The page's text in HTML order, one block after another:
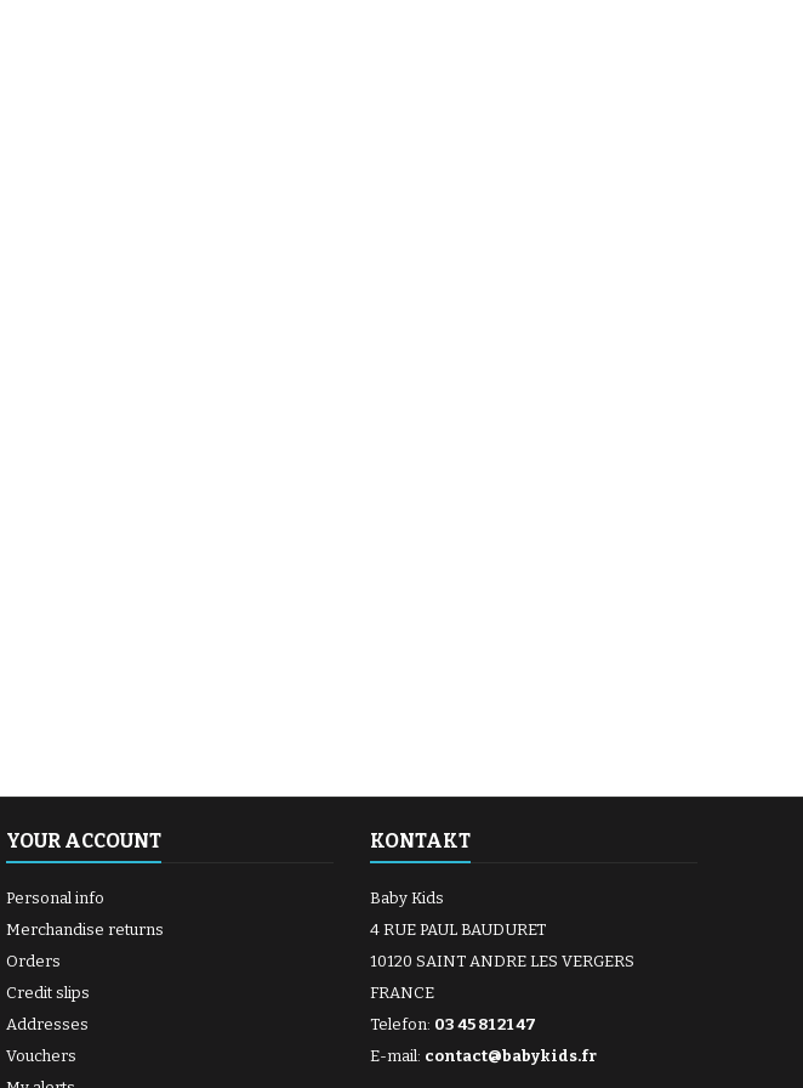
YOUR ACCOUNT
Personal info
Merchandise returns
Orders
Credit slips
Addresses
Vouchers
KONTAKT
Baby Kids
4 RUE PAUL BAUDURET
10120 SAINT ANDRE LES VERGERS
FRANCE
Telefon: 03 45 81 21 47
E-mail: contact@babykids.fr